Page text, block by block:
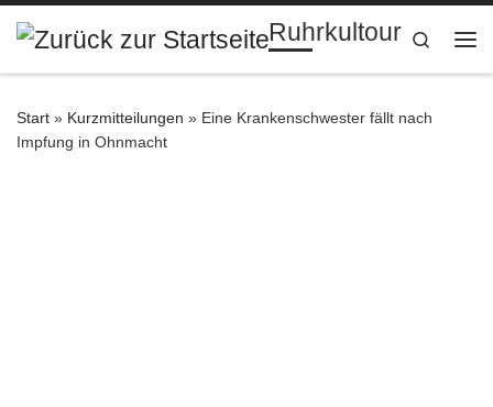
Zum Inhalt springen Ruhrkultour
Search
Start » Kurzmitteilungen » Eine Krankenschwester fällt nach
Impfung in Ohnmacht